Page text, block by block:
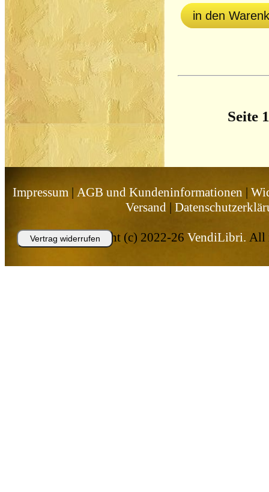
in den
Seite
Impressum | AGB und Kundeninformationen |
Versand|
Copyright (c) 2022-26 VendiLibri. All
Vertrag widerrufen